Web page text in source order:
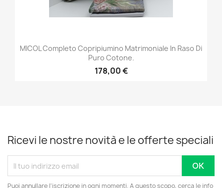
MICOL Completo Copripiumino Matrimoniale In Raso Di
Puro Cotone.
178,00 €
Ricevi le nostre novità e le offerte speciali
Puoi annullare l'iscrizione in ogni momenti. A questo scopo, cerca le info